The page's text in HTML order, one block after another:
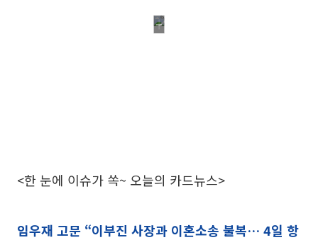
<한 눈에 이슈가 쏙~ 오늘의 카드뉴스>
임우재 고문 “이부진 사장과 이혼소송 불복… 4일 항